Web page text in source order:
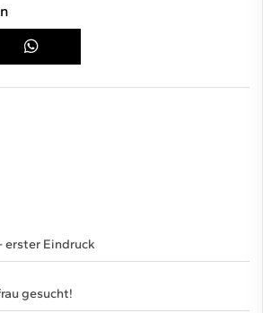
erster Eindruck
gesucht!